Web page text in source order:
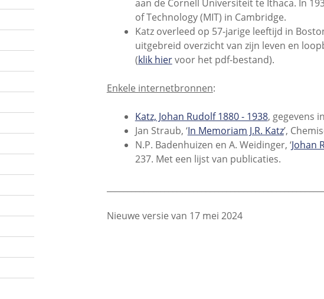
aan de Cornell Universiteit te Ithaca. In
of Technology (MIT) in Cambridge.
Katz overleed op 57-jarige leeftijd in
uitgebreid overzicht van zijn leven en
(klik hiervoor het pdf-bestand).
Enkele internetbronnen:
Katz, Johan Rudolf 1880 - 1938, gegevens
Jan Straub, ‘In Memoriam J.R. Katz’,
N.P. Badenhuizen en A. Weidinger, ‘Johan
237. Met een lijst van publicaties.
Nieuwe versie van 17 mei 2024